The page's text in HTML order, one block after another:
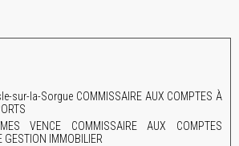
sur-la-Sorgue COMMISSAIRE AUX COMPTES À
VENCE COMMISSAIRE AUX COMPTES
GESTION IMMOBILIER